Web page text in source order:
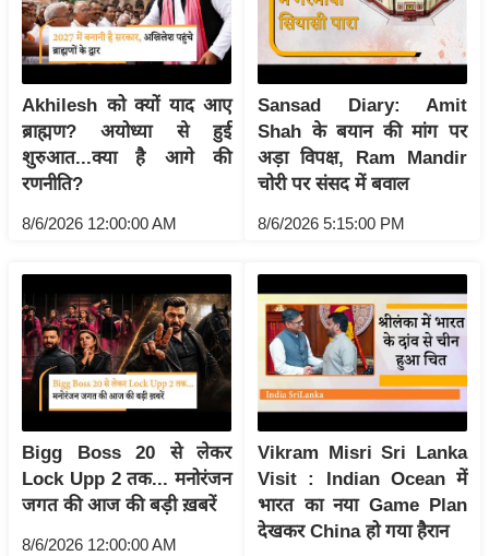
म
सा
म
यि
क
मा
तृ
भू
स्तं
भ
ए
म
आ
र
.
आ
ई
Akhilesh को क्यों याद आए
ब्राह्मण? अयोध्या से हुई
शुरुआत...क्या है आगे की
रणनीति?
8/6/2026 12:00:00 AM
Sansad Diary: Amit
Shah के बयान की मांग पर
अड़ा विपक्ष, Ram Mandir
चोरी पर संसद में बवाल
8/6/2026 5:15:00 PM
Bigg Boss 20 से लेकर
Lock Upp 2 तक... मनोरंजन
जगत की आज की बड़ी ख़बरें
8/6/2026 12:00:00 AM
Vikram Misri Sri Lanka
Visit : Indian Ocean में
भारत का नया Game Plan
देखकर China हो गया हैरान